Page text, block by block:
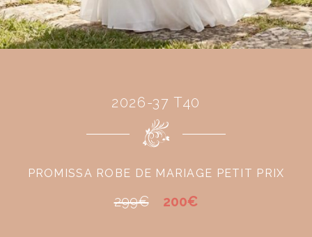
2026-37 T40
PROMISSA ROBE DE MARIAGE PETIT PRIX
299€ 200€